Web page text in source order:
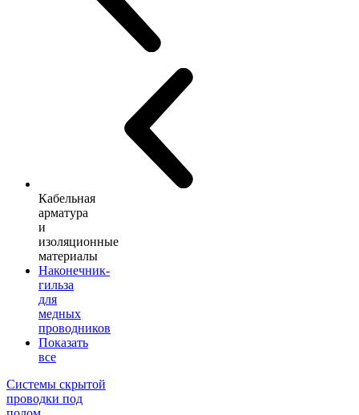
Кабельная
арматура
и
изоляционные
материалы
Наконечник-
гильза
для
медных
проводников
Показать
все
Системы скрытой
проводки под